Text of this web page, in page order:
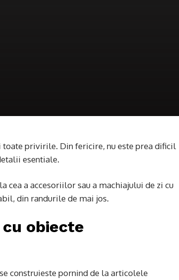
privirile. Din fericire, nu este prea dificil
esentiale.
cea a accesoriilor sau a machiajului de zi cu
din randurile de mai jos.
obiecte
construieste pornind de la articolele